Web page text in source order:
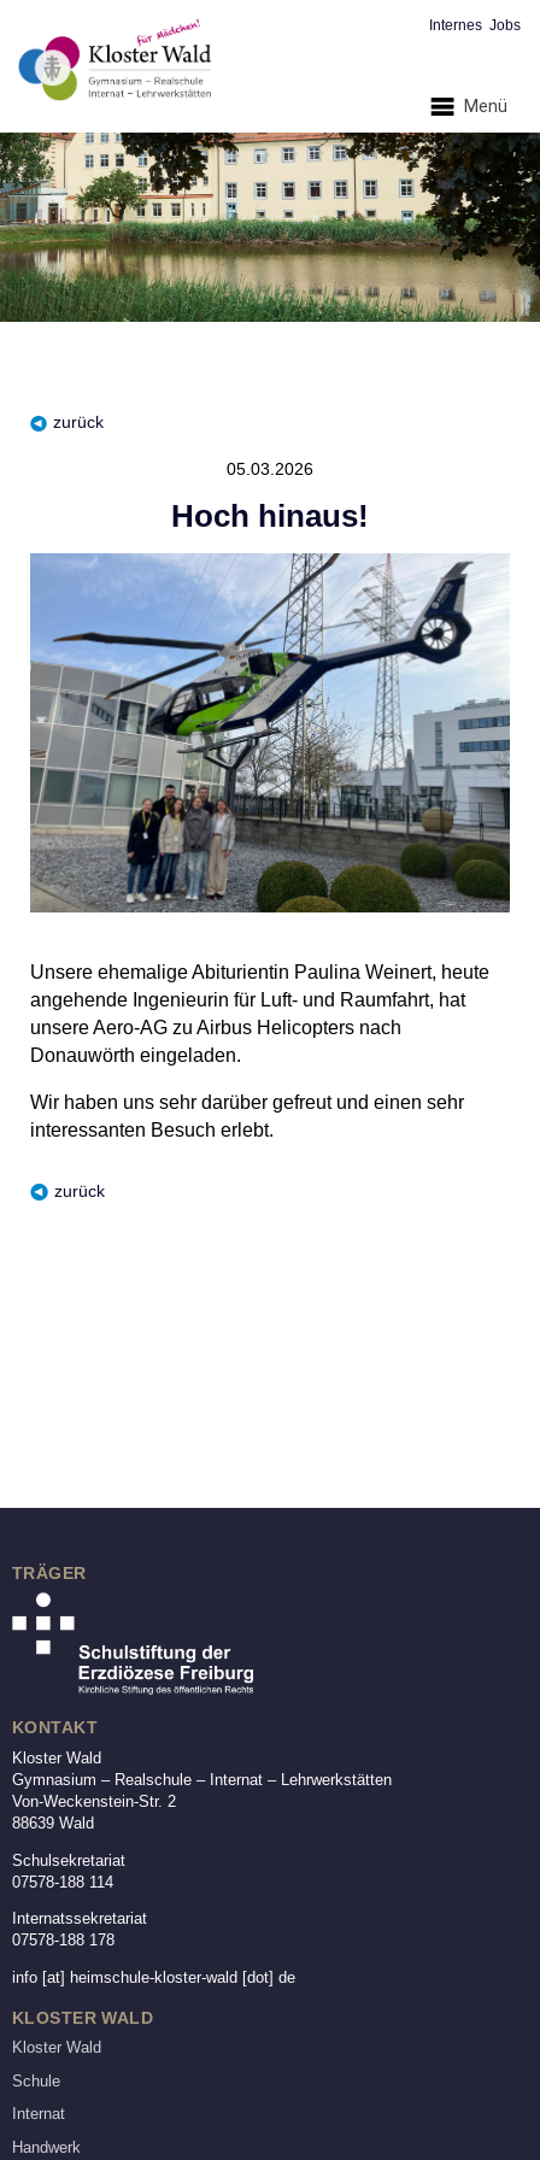
Internes Jobs
Menü
zurück
05.03.2026
Hoch hinaus!
Unsere ehemalige Abiturientin Paulina Weinert, heute
angehende Ingenieurin für Luft- und Raumfahrt, hat
unsere Aero-AG zu Airbus Helicopters nach
Donauwörth eingeladen.
Wir haben uns sehr darüber gefreut und einen sehr
interessanten Besuch erlebt.
zurück
TRÄGER
KONTAKT
Kloster Wald
Gymnasium – Realschule – Internat – Lehrwerkstätten
Von-Weckenstein-Str. 2
88639 Wald
Schulsekretariat
07578-188 114
Internatssekretariat
07578-188 178
info [at] heimschule-kloster-wald [dot] de
KLOSTER WALD
Kloster Wald
Schule
Internat
Handwerk